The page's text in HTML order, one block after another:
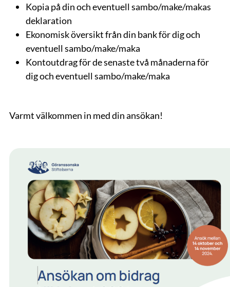
Kopia på din och eventuell sambo/make/makas
deklaration
Ekonomisk översikt från din bank för dig och
eventuell sambo/make/maka
Kontoutdrag för de senaste två månaderna för
dig och eventuell sambo/make/maka
Varmt välkommen in med din ansökan!